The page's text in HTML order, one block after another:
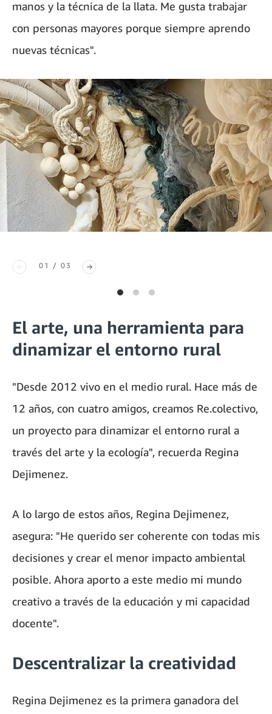
manos y la técnica de la llata. Me gusta trabajar
con personas mayores porque siempre aprendo
nuevas técnicas".
01 / 03
El arte, una herramienta para
dinamizar el entorno rural
"Desde 2012 vivo en el medio rural. Hace más de
12 años, con cuatro amigos, creamos Re.colectivo,
un proyecto para dinamizar el entorno rural a
través del arte y la ecología", recuerda Regina
Dejimenez.
A lo largo de estos años, Regina Dejimenez,
asegura: "He querido ser coherente con todas mis
decisiones y crear el menor impacto ambiental
posible. Ahora aporto a este medio mi mundo
creativo a través de la educación y mi capacidad
docente".
Descentralizar la creatividad
Regina Dejimenez es la primera ganadora del